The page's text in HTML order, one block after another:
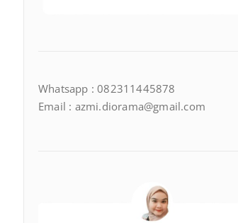
Whatsapp : 082311445878
Email : azmi.diorama@gmail.com